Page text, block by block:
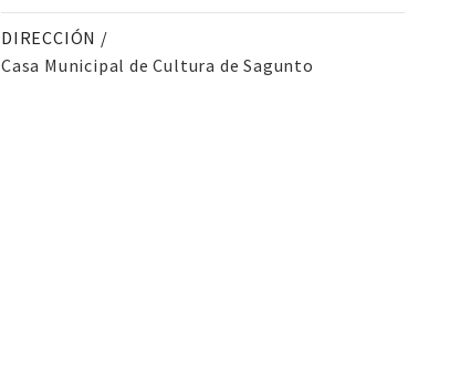
DIRECCIÓN /
Casa Municipal de Cultura de Sagunto